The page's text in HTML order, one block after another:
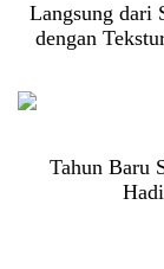
Langsung dari
dengan
Tahun Baru